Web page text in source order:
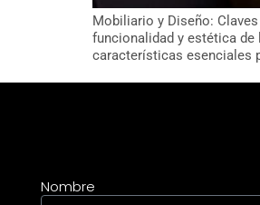
Mobiliario y Diseño:
funcionalidad y estética de
características esenciales
Nombre